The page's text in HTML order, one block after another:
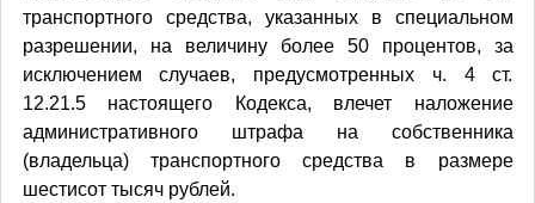
транспортного средства, указанных в специальном
разрешении, на величину более 50 процентов, за
исключением случаев, предусмотренных ч. 4 ст.
12.21.5 настоящего Кодекса, влечет наложение
административного штрафа на собственника
(владельца) транспортного средства в размере
шестисот тысяч рублей.